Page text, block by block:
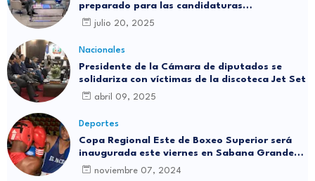
preparado para las candidaturas
independientes
julio 20, 2025
Nacionales
Presidente de la Cámara de diputados se
solidariza con víctimas de la discoteca Jet Set
abril 09, 2025
Deportes
Copa Regional Este de Boxeo Superior será
inaugurada este viernes en Sabana Grande
de Boyá
noviembre 07, 2024